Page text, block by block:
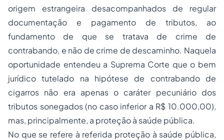
origem estrangeira desacompanhados de regular
documentação e pagamento de tributos, ao
fundamento de que se tratava de crime de
contrabando, e não de crime de descaminho. Naquela
oportunidade entendeu a Suprema Corte que o bem
jurídico tutelado na hipótese de contrabando de
cigarros não era apenas o caráter pecuniário dos
tributos sonegados (no caso inferior a R$ 10.000,00),
mas, principalmente, a proteção à saúde pública.
No que se refere à referida proteção à saúde pública,